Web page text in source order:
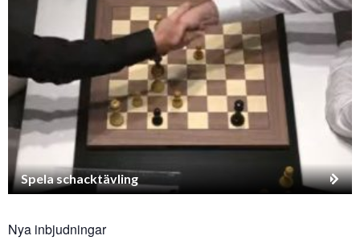
Spela schacktävling
Nya inbjudningar